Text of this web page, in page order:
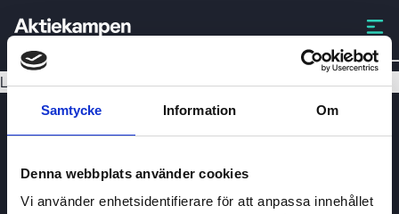
Samtycke Information Om
Denna webbplats använder cookies
Vi använder enhetsidentifierare för att anpassa innehållet
NSISB-
Laddar data...